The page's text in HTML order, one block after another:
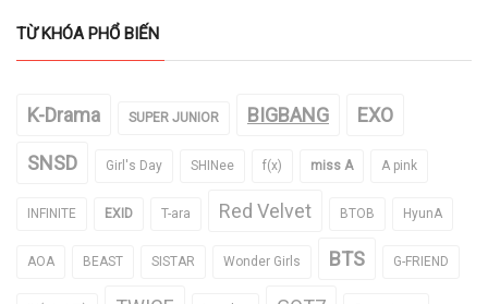
TỪ KHÓA PHỔ BIẾN
K-Drama SUPER JUNIOR BIGBANG EXO
SNSD Girl's Day SHINee f(x) miss A A pink
INFINITE EXID T-ara Red Velvet BTOB HyunA
AOA BEAST SISTAR Wonder Girls BTS G-FRIEND